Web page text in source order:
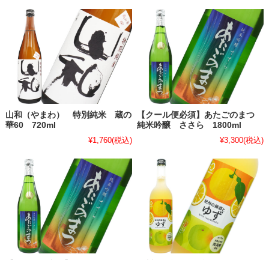
山和（やまわ） 特別純米 蔵の
華60 720ml
¥1,760(税込)
【クール便必須】あたごのまつ
純米吟醸 ささら 1800ml
¥3,300(税込)